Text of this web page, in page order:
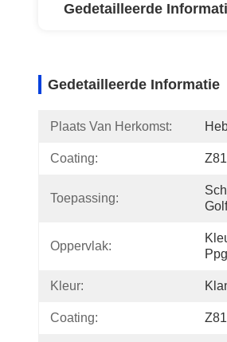
Gedetailleerde
Gedetailleerde Informatie
Plaats Van Herkomst:
Coating:
Toepassing:
Oppervlak:
Kleur:
Coating: